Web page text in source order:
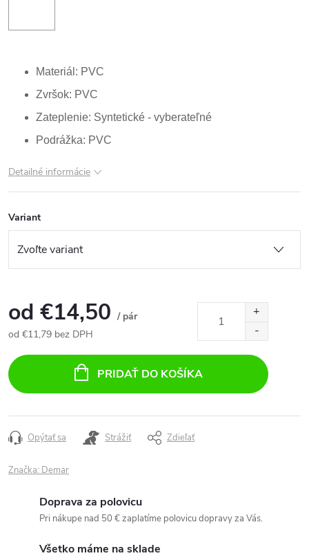
Materiál: PVC
Zvršok: PVC
Zateplenie: Syntetické - vyberateľné
Podrážka: PVC
Detailné informácie
Variant
od €14,50 / pár
od €11,79 bez DPH
cena:
PRIDAŤ DO KOŠÍKA
Opýtať sa Strážiť Zdieľať
Značka: Demar
Doprava za polovicu
Pri nákupe nad 50 € zaplatíme polovicu dopravy za Vás.
Všetko máme na sklade